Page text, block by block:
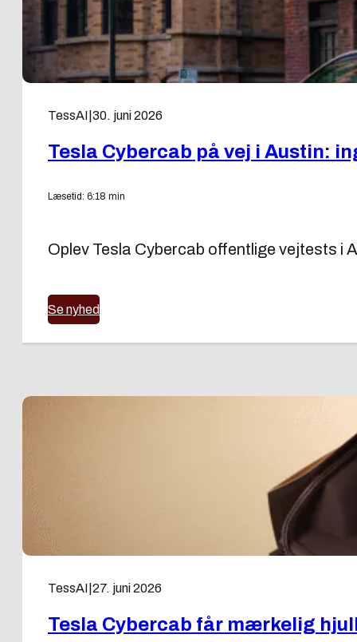
TessAI 30. juni 2026
Tesla Cybercab på vej i Austin:
Læsetid: 6:18 min
Oplev Tesla Cybercab offentlige vejtests i
Se nyhed
TessAI 27. juni 2026
Tesla Cybercab får mærkelig